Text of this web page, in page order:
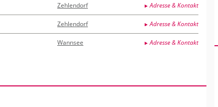
Zehlendorf Adresse & Kontakt
Zehlendorf Adresse & Kontakt
Wannsee Adresse & Kontakt